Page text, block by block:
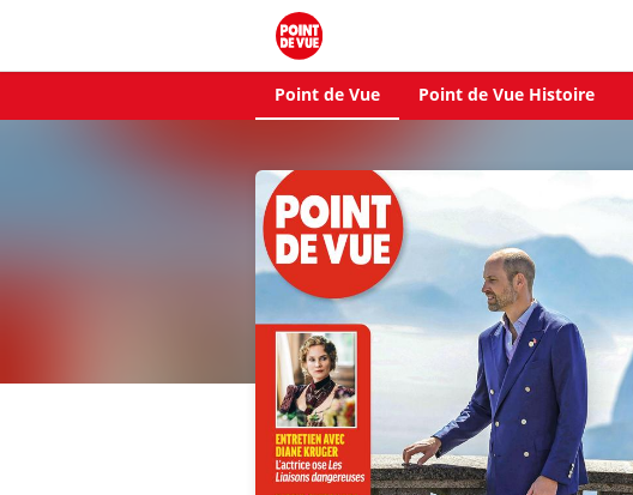
Point de Vue Point de Vue Histoire